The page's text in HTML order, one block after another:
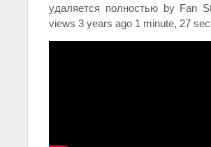
удаляется полностью by Fan
views 3 years ago 1 minute, 27